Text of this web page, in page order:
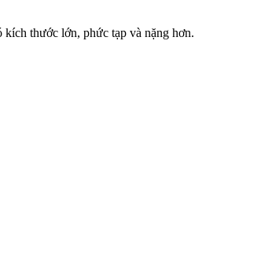
kích thước lớn, phức tạp và nặng hơn.